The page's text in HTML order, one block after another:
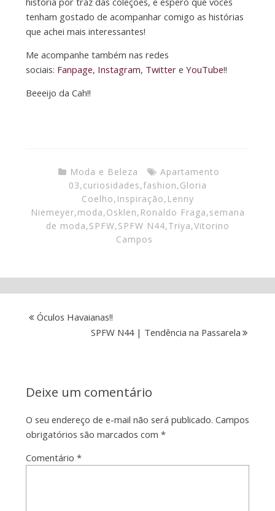
tenham gostado de acompanhar comigo as histórias
que achei mais interessantes!
Me acompanhe também nas redes
sociais: Fanpage, Instagram, Twittere YouTube!!
Beeeijo da Cah!!
Moda e Beleza
Apartamento
03,curiosidades,fashion,Gloria
Coelho, Inspiração, Lenny
Niemeyer,moda,Osklen, Ronaldo Fraga,semana
de moda,SPFW,SPFW N44,Triya,Vitorino
Campos
Óculos Havaianas!!
SPFW N44 | Tendência na Passarela
Deixe um comentário
O seu endereço de e-mail não será publicado. Campos
obrigatórios são marcados com *
Comentário *